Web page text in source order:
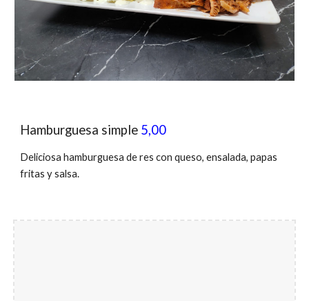
Hamburguesa simple 5,00
Deliciosa hamburguesa de res con queso, ensalada, papas
fritas y salsa.